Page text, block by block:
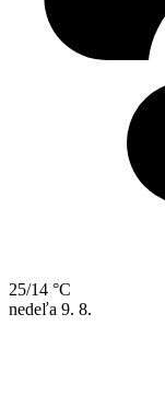
25/14 °C
nedeľa 9. 8.